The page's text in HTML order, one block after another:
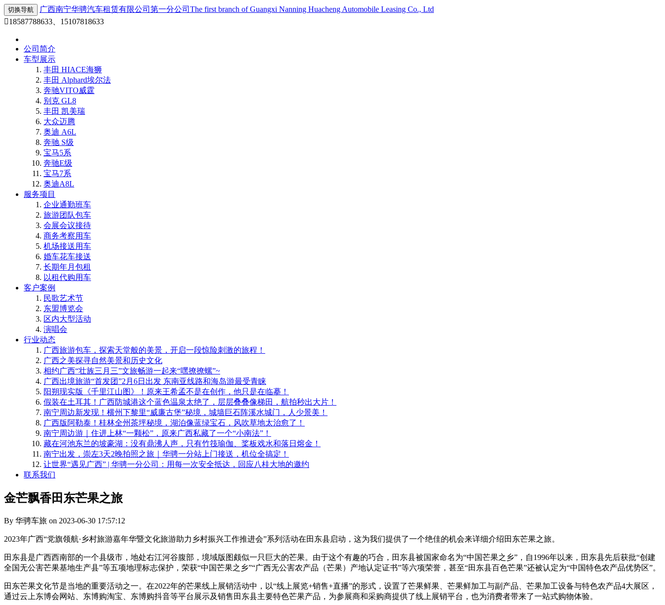
切换导航 广西南宁华骋汽车租赁有限公司第一分公司 The first branch of Guangxi Nanning Huacheng Automobile Leasing Co., Ltd
18587788633、15107818633
公司简介
车型展示
丰田 HIACE海狮
丰田 Alphard埃尔法
奔驰VITO威霆
别克 GL8
丰田 凯美瑞
大众迈腾
奥迪 A6L
奔驰 S级
宝马5系
奔驰E级
宝马7系
奥迪A8L
服务项目
企业通勤班车
旅游团队包车
会展会议接待
商务考察用车
机场接送用车
婚车花车接送
长期年月包租
以租代购用车
客户案例
民歌艺术节
东盟博览会
区内大型活动
演唱会
行业动态
广西旅游包车，探索天堂般的美景，开启一段惊险刺激的旅程！
广西之美探寻自然美景和历史文化
相约广西“壮族三月三”文旅畅游一起来“嘿撩撩螺”~
广西出境旅游“首发团”2月6日出发 东南亚线路和海岛游最受青睐
阳朔现实版《千里江山图》！原来王希孟不是在创作，他只是在临摹！
​假装在土耳其！广西防城港这个蓝色温泉太绝了，层层叠叠像梯田，航拍秒出大片！
南宁周边新发现！横州下黎里“威廉古堡”秘境，城墙巨石阵溪水城门，人少景美！
​广西版阿勒泰！桂林全州茶坪秘境，湖泊像蓝绿宝石，风吹草地太治愈了！
南宁周边游｜住进上林“一颗松”，原来广西私藏了一个“小南法”！
藏在河池东兰的坡豪湖：没有鼎沸人声，只有竹筏瑜伽、桨板戏水和落日熔金！
南宁出发，崇左3天2晚拍照之旅｜华骋一分站上门接送，机位全搞定！
​让世界“遇见广西” | 华骋一分公司：用每一次安全抵达，回应八桂大地的邀约
联系我们
金芒飘香田东芒果之旅
By 华骋车旅 on 2023-06-30 17:57:12
2023年广西“党旗领航·乡村旅游嘉年华暨文化旅游助力乡村振兴工作推进会”系列活动在田东县启动，这为我们提供了一个绝佳的机会来详细介绍田东芒果之旅。
田东县是广西西南部的一个县级市，地处右江河谷腹部，境域版图颇似一只巨大的芒果。由于这个有趣的巧合，田东县被国家命名为“中国芒果之乡”，自1996年以来，田东县先后获批“创建
全国无公害芒果基地生产县”等五项地理标志保护，荣获“中国芒果之乡”“广西无公害农产品（芒果）产地认定证书”等六项荣誉，甚至“田东县百色芒果”还被认定为“中国特色农产品优势区”。
田东芒果文化节是当地的重要活动之一。在2022年的芒果线上展销活动中，以“线上展览+销售+直播”的形式，设置了芒果鲜果、芒果鲜加工与副产品、芒果加工设备与特色农产品4大展区，
通过云上东博会网站、东博购淘宝、东博购抖音等平台展示及销售田东县主要特色芒果产品，为参展商和采购商提供了线上展销平台，也为消费者带来了一站式购物体验。